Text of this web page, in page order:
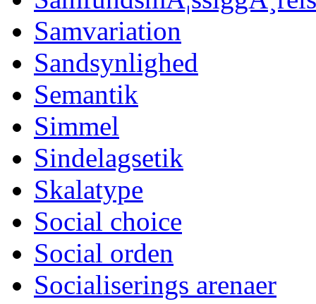
Samvariation
Sandsynlighed
Semantik
Simmel
Sindelagsetik
Skalatype
Social choice
Social orden
Socialiserings arenaer